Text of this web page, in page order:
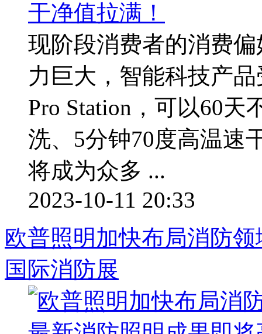
现阶段消费者的消费
力巨大，智能科技产
Pro Station，可以60
洗、5分钟70度高温速
将成为众多 ...
2023-10-11 20:33
欧普照明加快布局消防
国际消防展